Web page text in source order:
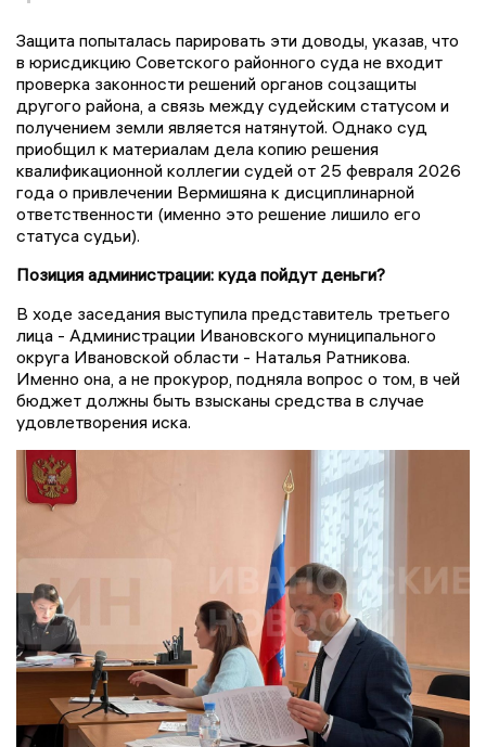
Защита попыталась парировать эти доводы, указав, что
в юрисдикцию Советского районного суда не входит
проверка законности решений органов соцзащиты
другого района, а связь между судейским статусом и
получением земли является натянутой. Однако суд
приобщил к материалам дела копию решения
квалификационной коллегии судей от 25 февраля 2026
года о привлечении Вермишяна к дисциплинарной
ответственности (именно это решение лишило его
статуса судьи).
Позиция администрации: куда пойдут деньги?
В ходе заседания выступила представитель третьего
лица - Администрации Ивановского муниципального
округа Ивановской области - Наталья Ратникова.
Именно она, а не прокурор, подняла вопрос о том, в чей
бюджет должны быть взысканы средства в случае
удовлетворения иска.